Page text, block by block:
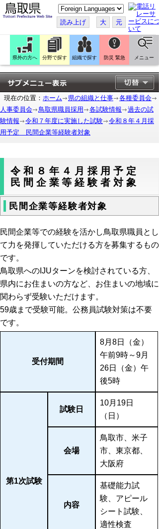
こ
の
ペ
ー
ジ
翻
訳
す
る
読み上げ 大 元
県外の方へ 分野で探す 組織で探す 防災 緊急 メニュー
現在の位置： ホーム 県の組織と仕事
各種委員会
人事委員会
鳥取県職員採用 各試験情報
過去の試
験情報
令和７年度に実施した試験
令和８年４月採
用予定 民間企業等経験者対象
令和８年４月採用予定
民間企業等経験者対象
民間企業等経験者対象
民間企業等での経験を活かし鳥取県職員とし
て力を発揮していただける方を募集するもの
です。
鳥取県へのIJUターンを検討されている方、
県内にお住まいの方など、お住まいの地域に
関わらず受験いただけます。
59歳まで受験可能。公務員試験対策は不要
です。
受付期間
8月8日（金）
午前9時～9月
26日（金）午
後5時
第1次試験
試験日
10月19日
（日）
会場
鳥取市、米子
市、東京都、
大阪府
内容
基礎能力試
験、アピール
シート試験、
適性検査